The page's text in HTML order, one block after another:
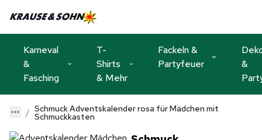
Karneval
&
Fasching
T-
Shirts
& Mehr
Fackeln &
Partyfeuer
&
Schmuck Adventskalender rosa für Mädchen mit
Schmuckkasten